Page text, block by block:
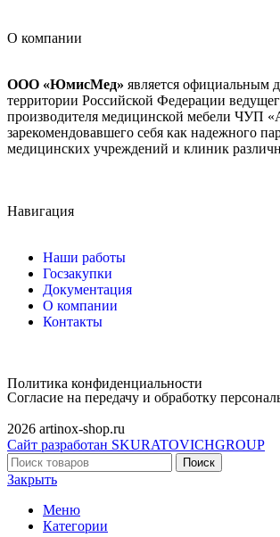
О компании
ООО «ЮмисМед» является официальным
территории Российской Федерации
производителя медицинской мебели ЧУП
зарекомендовавшего себя как надежного
медицинских учреждений и клиник
Навигация
Наши работы
Госзакупки
Документация
О компании
Контакты
Политика конфиденциальности
Согласие на передачу и обработку
2026 artinox-shop.ru
Сайт разработан SKURATOVICHGROUP
Поиск
Закрыть
Меню
Категории